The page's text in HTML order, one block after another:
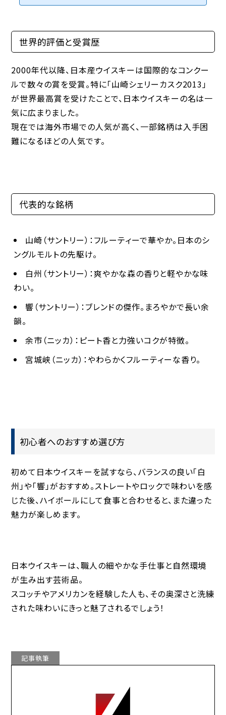
をチェックしてみましょう。第1章: 飲み会で敬...
世界的評価と受賞歴
2000年代以降、日本産ウイスキーは国際的なコンクー
ルで数々の賞を受賞。特に「山崎シェリーカスク2013」
が世界最高賞を受けたことで、日本ウイスキーの名は一
気に広まりました。
現在では海外市場での人気が高く、一部銘柄は入手困
難になるほどの人気です。
代表的な銘柄
山崎 （サントリー）：フルーティーで華やか。日本のシ
ングルモルトの先駆け。
白州 （サントリー）：爽やかな森の香りと軽やかな味
わい。
響 （サントリー）：ブレンドの傑作。まろやかで長い余
韻。
余市 （ニッカ）：ピート香と力強いコクが特徴。
宮城峡 （ニッカ）：やわらかくフルーティーな香り。
初心者へのおすすめ選び方
初めて日本ウイスキーを試すなら、バランスの良い「白
州」や「響」がおすすめ。ストレートやロックで味わいを感
じた後、ハイボールにして食事と合わせると、また違った
魅力が楽しめます。
日本ウイスキーは、職人の細やかな手仕事と自然環境
が生み出す芸術品。
スコッチやアメリカンを経験した人も、その奥深さと洗練
された味わいにきっと魅了されるでしょう！
記事執筆